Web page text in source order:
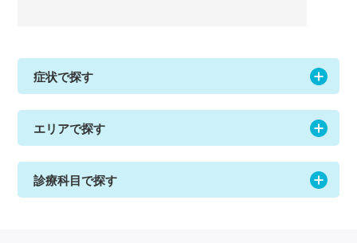
症状で探す
エリアで探す
診療科目で探す